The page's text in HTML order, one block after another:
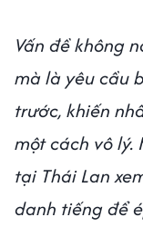
Vấn đề không
mà là yêu cầu
trước, khiến
một cách vô
tại Thái Lan
danh tiếng để